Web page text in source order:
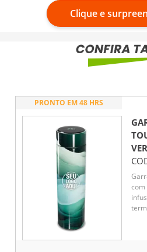
Clique e
PRONTO EM 48 HRS
com